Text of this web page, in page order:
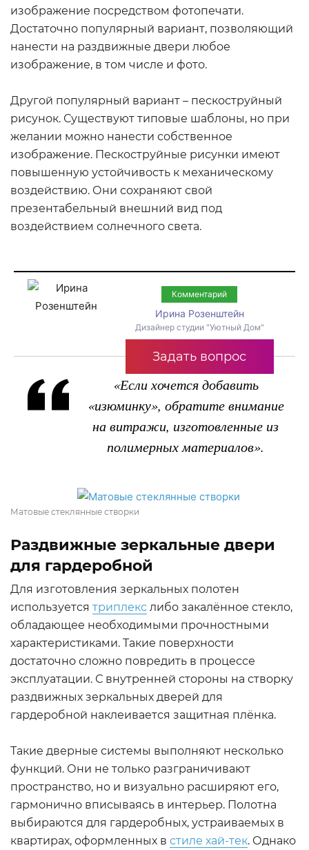
изображение посредством фотопечати.
Достаточно популярный вариант, позволяющий
нанести на раздвижные двери любое
изображение, в том числе и фото.
Другой популярный вариант – пескоструйный
рисунок. Существуют типовые шаблоны, но при
желании можно нанести собственное
изображение. Пескоструйные рисунки имеют
повышенную устойчивость к механическому
воздействию. Они сохраняют свой
презентабельный внешний вид под
воздействием солнечного света.
Комментарий
Ирина Розенштейн
Дизайнер студии "Уютный Дом"
Задать вопрос
«Если хочется добавить
«изюминку», обратите внимание
на витражи, изготовленные из
полимерных материалов».
Матовые стеклянные створки
Раздвижные зеркальные двери
для гардеробной
Для изготовления зеркальных полотен
используется триплекс либо закалённое стекло,
обладающее необходимыми прочностными
характеристиками. Такие поверхности
достаточно сложно повредить в процессе
эксплуатации. С внутренней стороны на створку
раздвижных зеркальных дверей для
гардеробной наклеивается защитная плёнка.
Такие дверные системы выполняют несколько
функций. Они не только разграничивают
пространство, но и визуально расширяют его,
гармонично вписываясь в интерьер. Полотна
выбираются для гардеробных, устраиваемых в
квартирах, оформленных в стиле хай-тек. Однако